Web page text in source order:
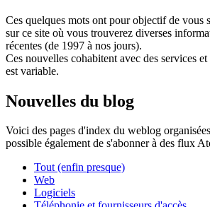
Ces quelques mots ont pour objectif de vous
sur ce site où vous trouverez diverses
récentes (de 1997 à nos jours).
Ces nouvelles cohabitent avec des services
est variable.
Nouvelles du blog
Voici des pages d'index du weblog
possible également de s'abonner à des flux
Tout (enfin presque)
Web
Logiciels